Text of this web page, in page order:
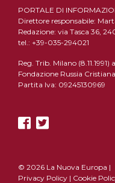
PORTALE DI
Direttore responsabile:
Redazione: via Tasca 36,
tel.: +39-035-294021
Reg. Trib. Milano (8.11.1991)
Fondazione Russia Cristiana
Partita Iva: 09245130969
© 2026 La Nuova Europa |
Privacy Policy | Cookie